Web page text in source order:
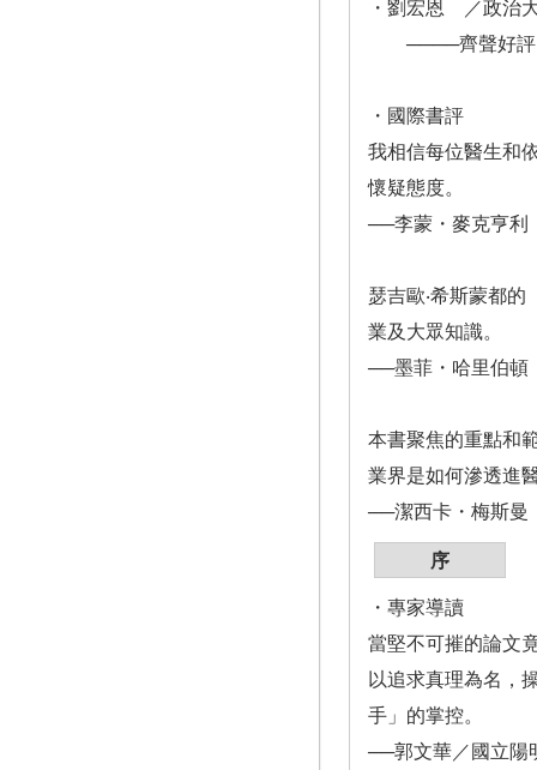
・劉宏恩 ／政治
────齊聲好評
・國際書評
我相信每位醫生和
懷疑態度。
──李蒙・麥克亨利
瑟吉歐‧希斯蒙都
業及大眾知識。
──墨菲・哈里伯頓
本書聚焦的重點和
業界是如何滲透進
──潔西卡・梅斯曼
序
・專家導讀
當堅不可摧的論文
以追求真理為名，
手」的掌控。
──郭文華／國立陽